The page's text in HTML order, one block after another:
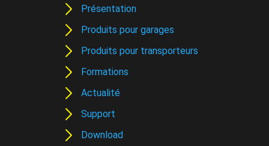
Présentation
Produits pour garages
Produits pour transporteurs
Formations
Actualité
Support
Download